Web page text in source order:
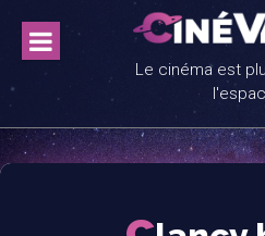
content
Le cinéma est